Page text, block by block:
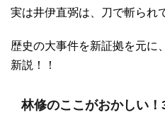
実は井伊直弼は、刀で斬られ
歴史の大事件を新証拠を元に
新説！！
林修のここがおかしい